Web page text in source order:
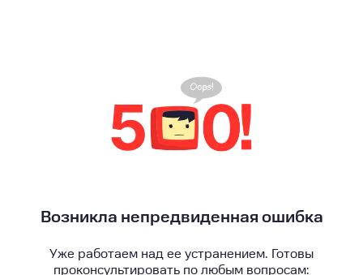
Возникла непредвиденная ошибка
Уже работаем над ее устранением. Готовы
проконсультировать по любым вопросам: